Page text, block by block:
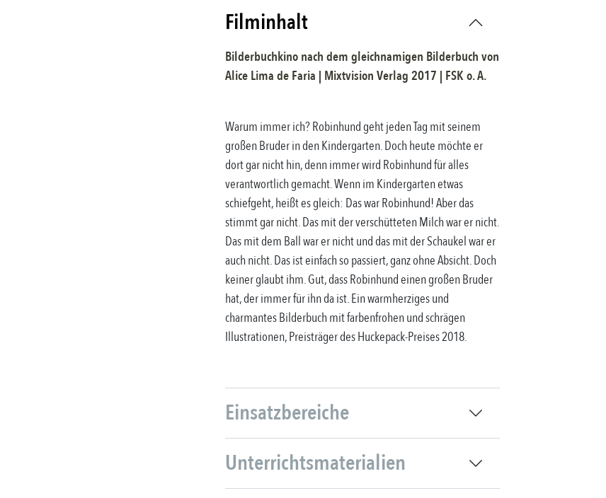
Filminhalt
Bilderbuchkino nach dem gleichnamigen Bilderbuch von
Alice Lima de Faria | Mixtvision Verlag 2017 | FSKo. A.
Warum immer ich? Robinhund geht jeden Tag mit seinem
großen Bruder in den Kindergarten. Doch heute möchte er
dort gar nicht hin, denn immer wird Robinhund für alles
verantwortlich gemacht. Wenn im Kindergarten etwas
schiefgeht, heißt es gleich: Das war Robinhund! Aber das
stimmt gar nicht. Das mit der verschütteten Milch war er nicht.
Das mit dem Ball war er nicht und das mit der Schaukel war er
auch nicht. Das ist einfach so passiert, ganz ohne Absicht. Doch
keiner glaubt ihm. Gut, dass Robinhund einen großen Bruder
hat, der immer für ihn da ist. Ein warmherziges und
charmantes Bilderbuch mit farbenfrohen und schrägen
Illustrationen, Preisträger des Huckepack-Preises 2018.
Einsatzbereiche
Unterrichtsmaterialien